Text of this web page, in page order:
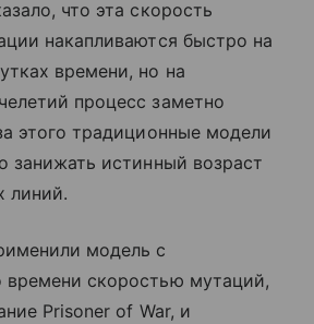
что эта скорость
накапливаются быстро на
времени, но на
процесс заметно
этого традиционные модели
занижать истинный возраст
линий.
модель с
скоростью мутаций,
Prisoner of War, и